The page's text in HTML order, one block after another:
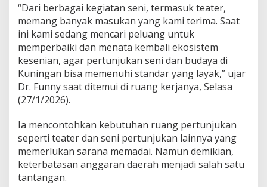
“Dari berbagai kegiatan seni, termasuk teater,
memang banyak masukan yang kami terima. Saat
ini kami sedang mencari peluang untuk
memperbaiki dan menata kembali ekosistem
kesenian, agar pertunjukan seni dan budaya di
Kuningan bisa memenuhi standar yang layak,” ujar
Dr. Funny saat ditemui di ruang kerjanya, Selasa
(27/1/2026).
Ia mencontohkan kebutuhan ruang pertunjukan
seperti teater dan seni pertunjukan lainnya yang
memerlukan sarana memadai. Namun demikian,
keterbatasan anggaran daerah menjadi salah satu
tantangan.